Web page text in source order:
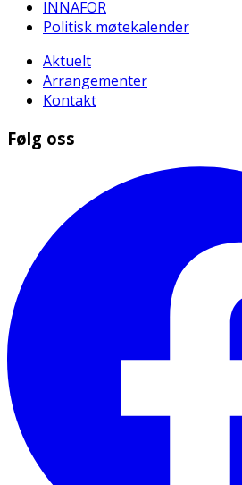
INNAFOR
Politisk møtekalender
Aktuelt
Arrangementer
Kontakt
Følg oss